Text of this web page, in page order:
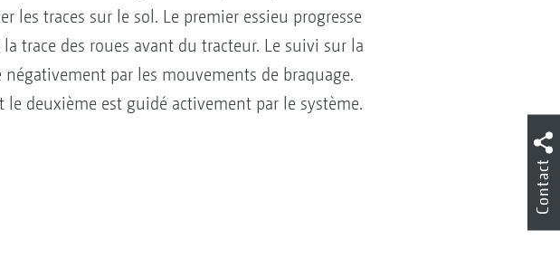
les traces sur le sol. Le premier essieu progresse
trace des roues avant du tracteur. Le suivi sur la
par les mouvements de braquage.
deuxième est guidé activement par le système.
Contact